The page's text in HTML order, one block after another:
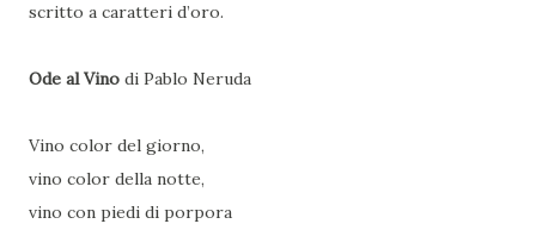
scritto a caratteri d’oro.
Ode al Vino di Pablo Neruda
Vino color del giorno,
vino color della notte,
vino con piedi di porpora